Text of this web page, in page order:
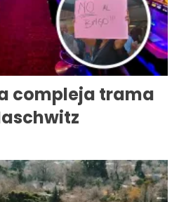
compleja trama